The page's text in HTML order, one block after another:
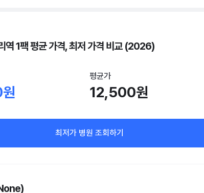
역 1팩 평균 가격, 최저 가격 비교 (2026)
평균가
12,500원
최저가 병원 조회하기